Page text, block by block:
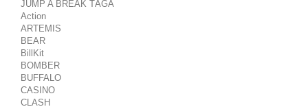
JUMP A BREAK TÁGA
Action
ARTEMIS
BEAR
BillKit
BOMBER
BUFFALO
CASINO
CLASH